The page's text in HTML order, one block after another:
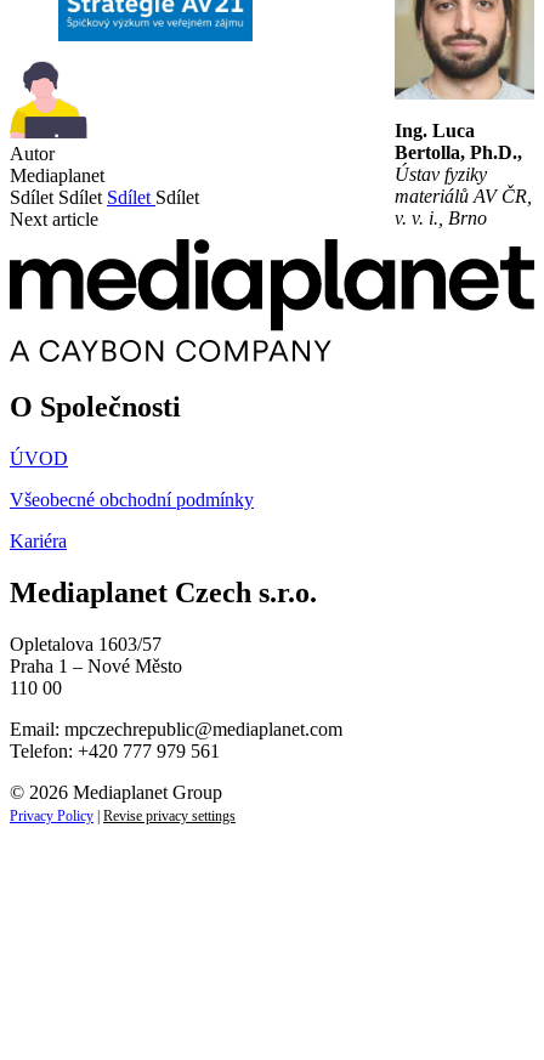
Ing. Luca
Bertolla, Ph.D.,
Ústav fyziky
materiálů AV ČR,
v. v. i., Brno
Autor
Mediaplanet
Sdílet Sdílet Sdílet Sdílet
Next article
O Společnosti
ÚVOD
Všeobecné obchodní podmínky
Kariéra
Mediaplanet Czech s.r.o.
Opletalova 1603/57
Praha 1 – Nové Město
110 00
Email: mpczechrepublic@mediaplanet.com
Telefon: +420 777 979 561
© 2026 Mediaplanet Group
Privacy Policy Revise privacy settings